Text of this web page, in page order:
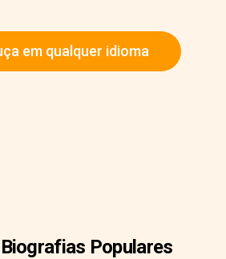
em qualquer idioma
Populares